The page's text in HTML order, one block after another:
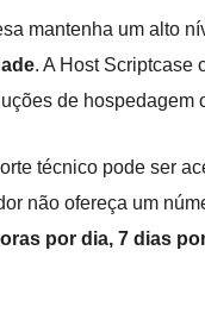
mantenha um alto
. A Host Scriptcase
de hospedagem
técnico pode ser
não ofereça um
por dia, 7 dias